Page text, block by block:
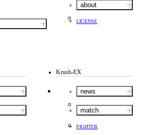
about
LICENSE
Krush-EX
news
match
FIGHTER